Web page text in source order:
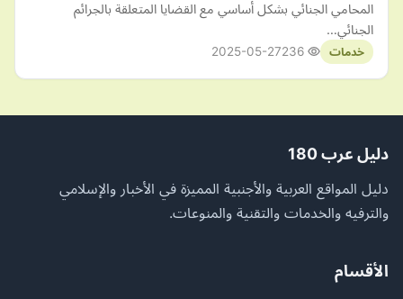
المحامي الجنائي بشكل أساسي مع القضايا المتعلقة بالجرائم
الجنائي…
خدمات 2025-05-27
دليل عرب 180
دليل المواقع العربية والأجنبية المميزة في الأخبار والإسلامي
والترفيه والخدمات والتقنية والمنوعات.
الأقسام